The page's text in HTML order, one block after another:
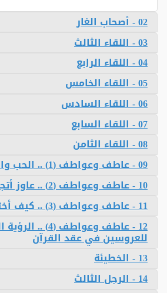
02 - أصحاب الغار
03 - اللقاء الثالث
04 - اللقاء الرابع
05 - اللقاء الخامس
06 - اللقاء السادس
07 - اللقاء السابع
08 - اللقاء الثامن
09 - عاطف وعواطف (1) .. الحب والفراغ العاطفي
10 - عاطف وعواطف (2) .. عاوز أتجوز
11 - عاطف وعواطف (3) .. كيف أختار شريك حياتي
12 - عاطف وعواطف
للعروسين في عقد القرآن
13 - الخطيئة
14 - الرجل الثالث